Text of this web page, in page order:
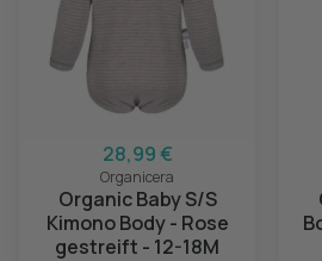
28,99 €
Organicera
Organic Baby S/S
Kimono Body - Rose
gestreift - 12-18M